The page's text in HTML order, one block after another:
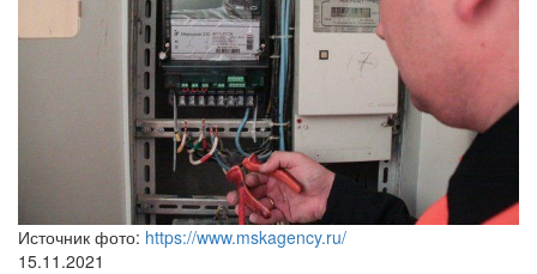
Источник фото: https://www.mskagency.ru/
15.11.2021